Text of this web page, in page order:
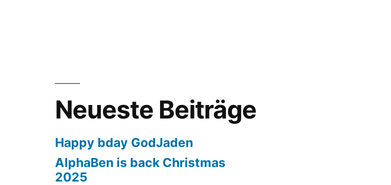
Neueste Beiträge
Happy bday GodJaden
AlphaBen is back Christmas
2025